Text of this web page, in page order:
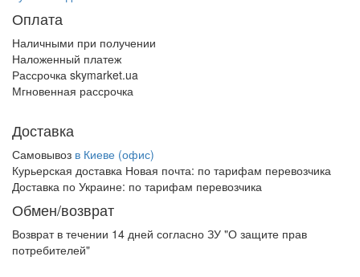
Оплата
Наличными при получении
Наложенный платеж
Рассрочка skymarket.ua
Мгновенная рассрочка
Доставка
Самовывоз в Киеве (офис)
Курьерская доставка Новая почта: по тарифам перевозчика
Доставка по Украине: по тарифам перевозчика
Обмен/возврат
Возврат в течении 14 дней согласно ЗУ "О защите прав
потребителей"